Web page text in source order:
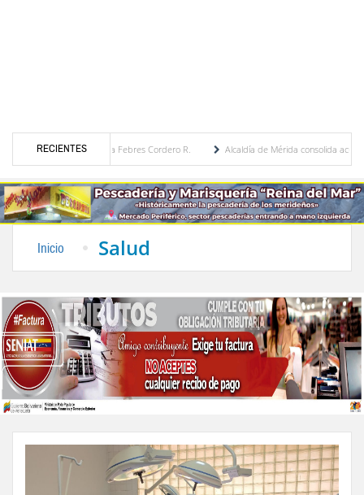
RECIENTES
por María Eugenia Febres Cordero R.
Alcaldía de Mérida consolida acuerdos
Inicio Salud